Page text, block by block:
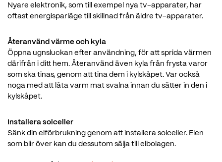
Nyare elektronik, som till exempel nya tv-apparater, har
oftast energisparläge till skillnad från äldre tv-apparater.
Återanvänd värme och kyla
Öppna ugnsluckan efter användning, för att sprida värmen
därifrån i ditt hem. Återanvänd även kyla från frysta varor
som ska tinas, genom att tina dem i kylskåpet. Var också
noga med att låta varm mat svalna innan du sätter in den i
kylskåpet.
Installera solceller
Sänk din elförbrukning genom att installera solceller. Elen
som blir över kan du dessutom sälja till elbolagen.